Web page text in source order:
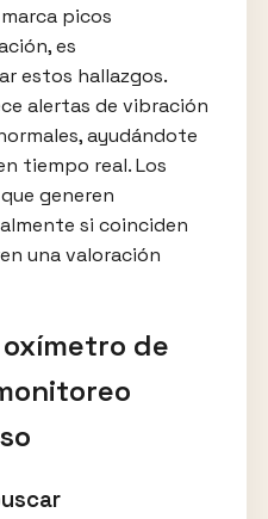
picos
es
estos hallazgos.
alertas de vibración
ayudándote
tiempo real. Los
generen
si coinciden
una valoración
de